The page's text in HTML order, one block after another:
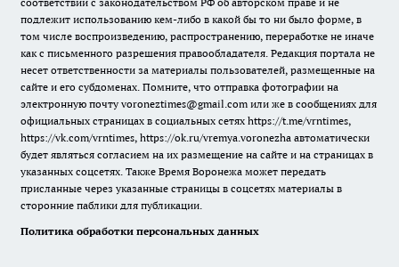
подлежит использованию кем-либо в какой бы то ни было форме, в
том числе воспроизведению, распространению, переработке не иначе
как с письменного разрешения правообладателя. Редакция портала не
несет ответственности за материалы пользователей, размещенные на
сайте и его субдоменах. Помните, что отправка фотографии на
электронную почту voroneztimes@gmail.com или же в сообщениях для
официальных страницах в социальных сетях https://t.me/vrntimes,
https://vk.com/vrntimes, https://ok.ru/vremya.voronezha автоматически
будет являться согласием на их размещение на сайте и на страницах в
указанных соцсетях. Также Время Воронежа может передать
присланные через указанные страницы в соцсетях материалы в
сторонние паблики для публикации.
Политика обработки персональных данных